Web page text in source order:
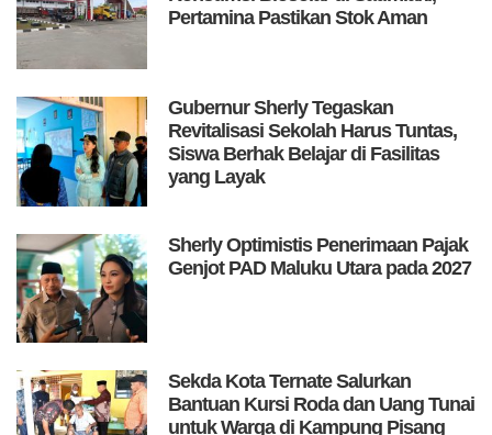
Pertamina Pastikan Stok Aman
Gubernur Sherly Tegaskan
Revitalisasi Sekolah Harus Tuntas,
Siswa Berhak Belajar di Fasilitas
yang Layak
Sherly Optimistis Penerimaan Pajak
Genjot PAD Maluku Utara pada 2027
Sekda Kota Ternate Salurkan
Bantuan Kursi Roda dan Uang Tunai
untuk Warga di Kampung Pisang